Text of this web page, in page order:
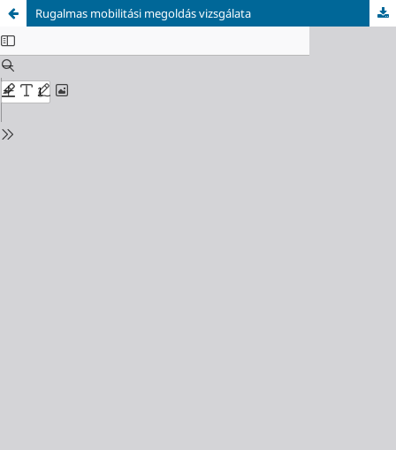
Rugalmas mobilitási megoldás vizsgálata